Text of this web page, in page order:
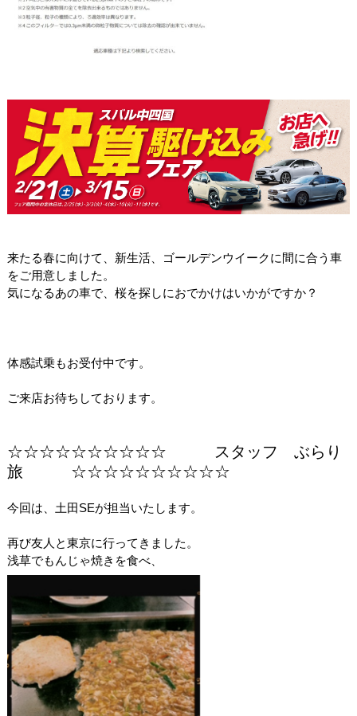
来たる春に向けて、新生活、ゴールデンウイークに間に合う車
をご用意しました。
気になるあの車で、桜を探しにおでかけはいかがですか？
体感試乗もお受付中です。
ご来店お待ちしております。
☆☆☆☆☆☆☆☆☆☆ スタッフ ぶらり
旅 ☆☆☆☆☆☆☆☆☆☆
今回は、土田SEが担当いたします。
再び友人と東京に行ってきました。
浅草でもんじゃ焼きを食べ、